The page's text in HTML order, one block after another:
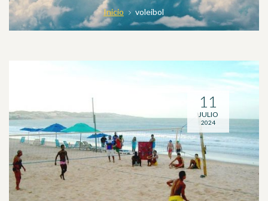
Inicio voleibol
11
JULIO
2024